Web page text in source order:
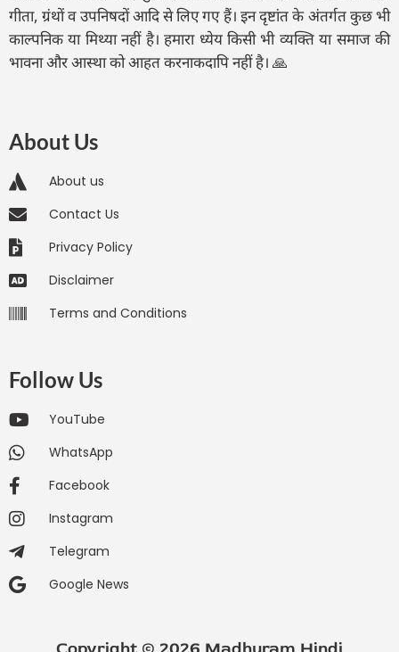
गीता, ग्रंथों व उपनिषदों आदि से लिए गए हैं। इन दृष्टांत के अंतर्गत कुछ भी
काल्पनिक या मिथ्या नहीं है। हमारा ध्येय किसी भी व्यक्ति या समाज की
भावना और आस्था को आहत करनाकदापि नहीं है। 🙏
About Us
About us
Contact Us
Privacy Policy
Disclaimer
Terms and Conditions
Follow Us
YouTube
WhatsApp
Facebook
Instagram
Telegram
Google News